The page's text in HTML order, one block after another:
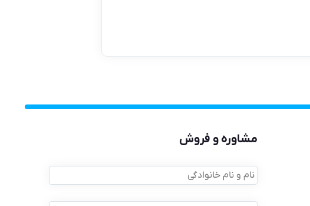
مشاوره و فروش
نام
و
نام
خانوادگی * موبایل *